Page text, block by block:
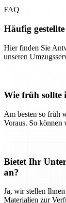
FAQ
Häufig
Hier finden Sie
unseren
Wie früh sollte
Am besten so früh
Voraus. So können
Bietet Ihr
an?
Ja, wir stellen
Materialien zur